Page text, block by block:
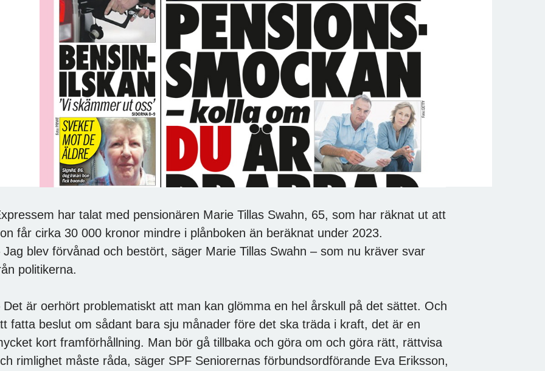
har talat med pensionären Marie Tillas Swahn, 65, som har räknat ut att
får cirka 30 000 kronor mindre i plånboken än beräknat under 2023.
Jag blev förvånad och bestört, säger Marie Tillas Swahn – som nu kräver svar
politikerna.
Det är oerhört problematiskt att man kan glömma en hel årskull på det sättet. Och
fatta beslut om sådant bara sju månader före det ska träda i kraft, det är en
kort framförhållning. Man bör gå tillbaka och göra om och göra rätt, rättvisa
rimlighet måste råda, säger SPF Seniorernas förbundsordförande Eva Eriksson,